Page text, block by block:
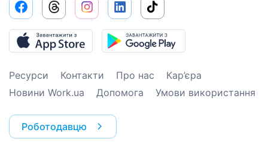
Ресурси Контакти Про нас
Кар’єра
Новини Work.ua
Допомога Умови використання
Роботодавцю